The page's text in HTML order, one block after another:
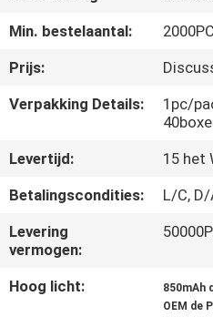
VERZOEK
OM
EEN
CITAAT
Min. bestelaantal:
Prijs:
Verpakking Details:
1pc/
Levertijd:
15 het
Betalingscondities:
L/C,
Levering
vermogen:
Hoog licht: 850mAh
OEM de